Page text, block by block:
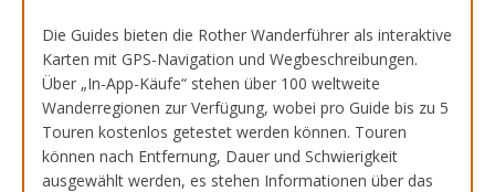
Die Guides bieten die Rother Wanderführer als interaktive
Karten mit GPS-Navigation und Wegbeschreibungen.
Über „In-App-Käufe“ stehen über 100 weltweite
Wanderregionen zur Verfügung, wobei pro Guide bis zu 5
Touren kostenlos getestet werden können. Touren
können nach Entfernung, Dauer und Schwierigkeit
ausgewählt werden, es stehen Informationen über das